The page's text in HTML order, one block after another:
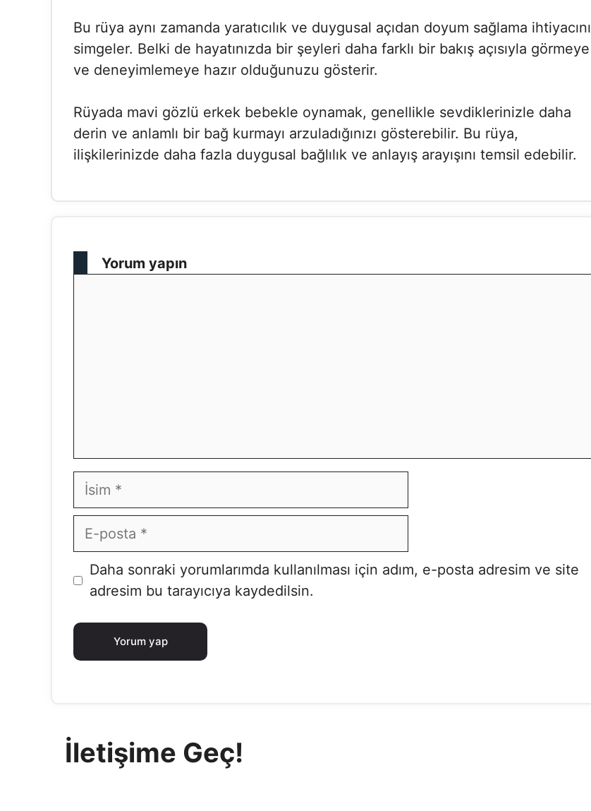
Bu rüya aynı zamanda yaratıcılık ve duygusal açıdan doyum sağlama ihtiyacını
simgeler. Belki de hayatınızda bir şeyleri daha farklı bir bakış açısıyla görmeye
ve deneyimlemeye hazır olduğunuzu gösterir.
Rüyada mavi gözlü erkek bebekle oynamak, genellikle sevdiklerinizle daha
derin ve anlamlı bir bağ kurmayı arzuladığınızı gösterebilir. Bu rüya,
ilişkilerinizde daha fazla duygusal bağlılık ve anlayış arayışını temsil edebilir.
Yorum yapın
İsim
E-
posta
İnternet
sitesi
Daha sonraki yorumlarımda kullanılması için adım, e-posta adresim ve site
adresim bu tarayıcıya kaydedilsin.
İletişime Geç!